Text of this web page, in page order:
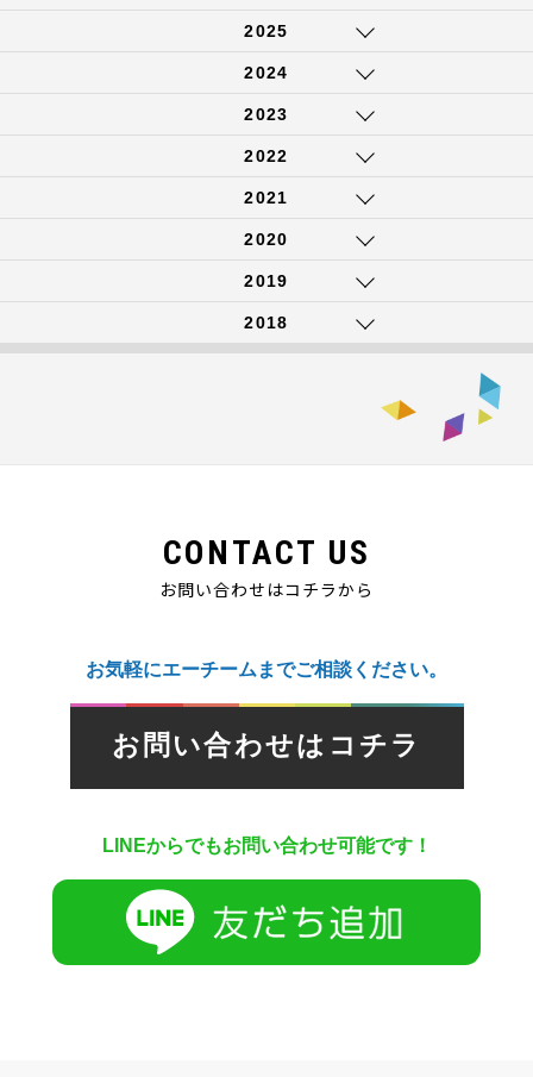
2025
2024
2023
2022
2021
2020
2019
2018
CONTACT US
お問い合わせはコチラから
お気軽にエーチームまでご相談ください。
お問い合わせはコチラ
LINEからでもお問い合わせ可能です！